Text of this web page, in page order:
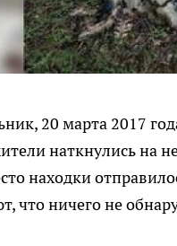
20 марта 2017
наткнулись на
находки
что ничего не